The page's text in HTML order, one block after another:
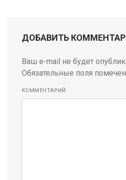
ДОБАВИТЬ
Ваш e-mail не будет
Обязательные поля
КОММЕНТАРИЙ